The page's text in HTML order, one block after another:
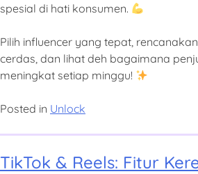
spesial di hati konsumen.
Pilih influencer yang tepat,
cerdas, dan lihat deh bagaimana
meningkat setiap minggu!
Posted in Unlock
TikTok & Reels: Fitur